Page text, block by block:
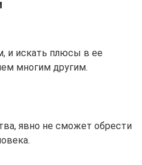
и искать плюсы в ее
многим другим.
явно не сможет обрести